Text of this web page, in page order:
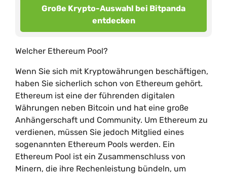
Große Krypto-Auswahl bei Bitpanda
entdecken
Welcher Ethereum Pool?
Wenn Sie sich mit Kryptowährungen beschäftigen,
haben Sie sicherlich schon von Ethereum gehört.
Ethereum ist eine der führenden digitalen
Währungen neben Bitcoin und hat eine große
Anhängerschaft und Community. Um Ethereum zu
verdienen, müssen Sie jedoch Mitglied eines
sogenannten Ethereum Pools werden. Ein
Ethereum Pool ist ein Zusammenschluss von
Minern, die ihre Rechenleistung bündeln, um